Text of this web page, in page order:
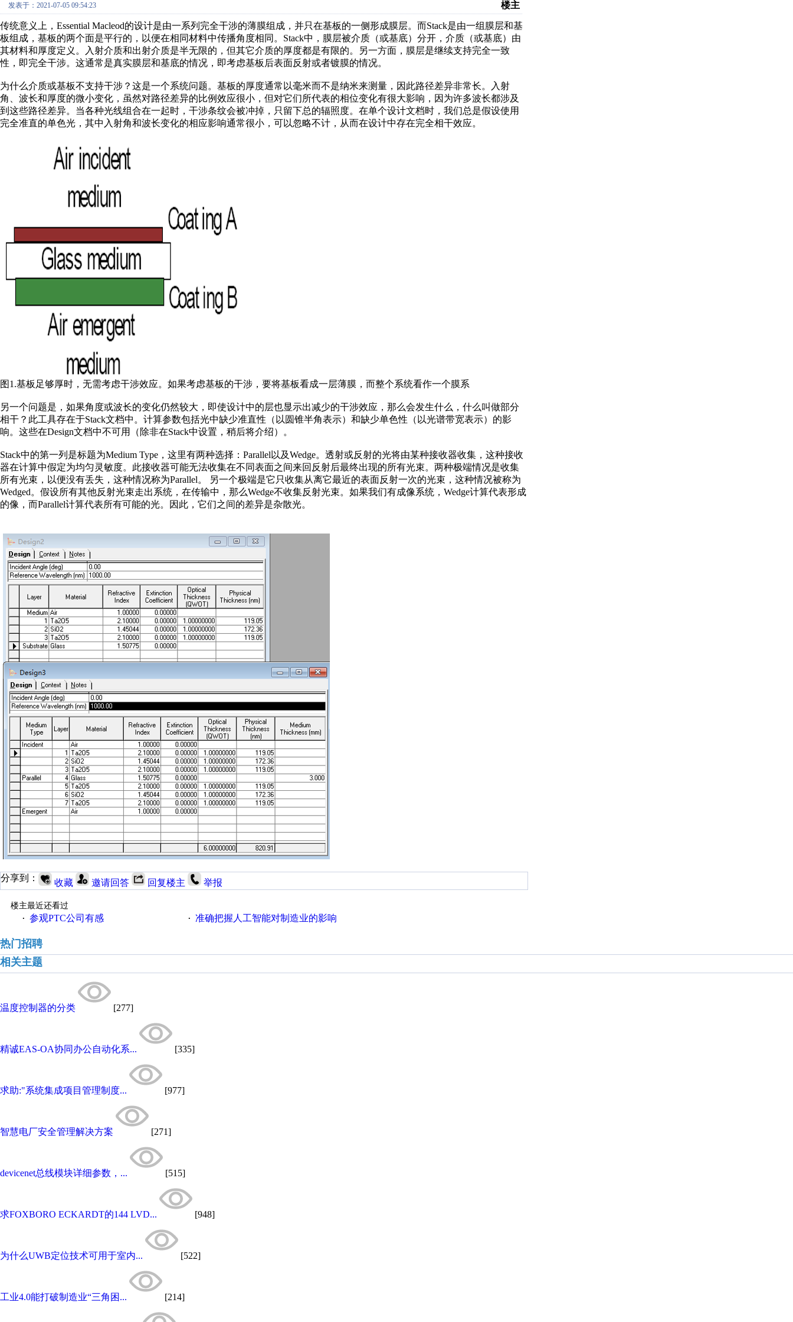
发表于：2021-07-05 09:54:23 楼主
传统意义上，Essential Macleod的设计是由一系列完全干涉的薄膜组成，并只在基板的一侧形成膜层。而Stack是由一组膜层和基
板组成，基板的两个面是平行的，以便在相同材料中传播角度相同。Stack中，膜层被介质（或基底）分开，介质（或基底）由
其材料和厚度定义。入射介质和出射介质是半无限的，但其它介质的厚度都是有限的。另一方面，膜层是继续支持完全一致
性，即完全干涉。这通常是真实膜层和基底的情况，即考虑基板后表面反射或者镀膜的情况。
为什么介质或基板不支持干涉？这是一个系统问题。基板的厚度通常以毫米而不是纳米来测量，因此路径差异非常长。入射
角、波长和厚度的微小变化，虽然对路径差异的比例效应很小，但对它们所代表的相位变化有很大影响，因为许多波长都涉及
到这些路径差异。当各种光线组合在一起时，干涉条纹会被冲掉，只留下总的辐照度。在单个设计文档时，我们总是假设使用
完全准直的单色光，其中入射角和波长变化的相应影响通常很小，可以忽略不计，从而在设计中存在完全相干效应。
图1.基板足够厚时，无需考虑干涉效应。如果考虑基板的干涉，要将基板看成一层薄膜，而整个系统看作一个膜系
另一个问题是，如果角度或波长的变化仍然较大，即使设计中的层也显示出减少的干涉效应，那么会发生什么，什么叫做部分
相干？此工具存在于Stack文档中。计算参数包括光中缺少准直性（以圆锥半角表示）和缺少单色性（以光谱带宽表示）的影
响。这些在Design文档中不可用（除非在Stack中设置，稍后将介绍）。
Stack中的第一列是标题为Medium Type，这里有两种选择：Parallel以及Wedge。透射或反射的光将由某种接收器收集，这种接收
器在计算中假定为均匀灵敏度。此接收器可能无法收集在不同表面之间来回反射后最终出现的所有光束。两种极端情况是收集
所有光束，以便没有丢失，这种情况称为Parallel。 另一个极端是它只收集从离它最近的表面反射一次的光束，这种情况被称为
Wedged。假设所有其他反射光束走出系统，在传输中，那么Wedge不收集反射光束。如果我们有成像系统，Wedge计算代表形成
的像，而Parallel计算代表所有可能的光。因此，它们之间的差异是杂散光。
分享到： 收藏 邀请回答 回复楼主 举报
楼主最近还看过
· 参观PTC公司有感 · 准确把握人工智能对制造业的影响
热门招聘
相关主题
温度控制器的分类 [277]
精诚EAS-OA协同办公自动化系... [335]
求助:"系统集成项目管理制度... [977]
智慧电厂安全管理解决方案 [271]
devicenet总线模块详细参数，... [515]
求FOXBORO ECKARDT的144 LVD... [948]
为什么UWB定位技术可用于室内... [522]
工业4.0能打破制造业“三角困... [214]